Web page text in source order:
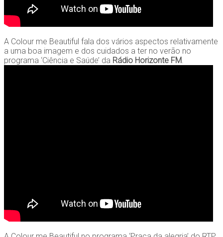
A Colour me Beautiful fala dos vários aspectos relativamente
a uma boa imagem e dos cuidados a ter no verão no
programa ‘Ciência e Saúde’ da Rádio Horizonte FM.